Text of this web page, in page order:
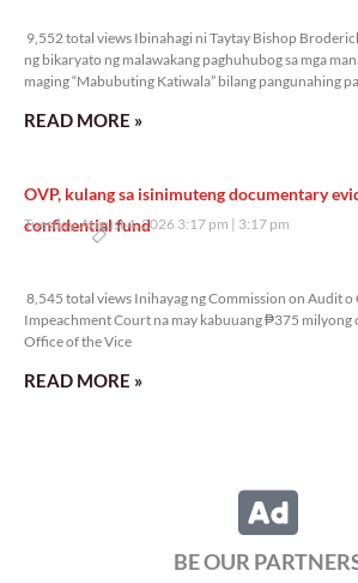
9,552 total views Ibinahagi ni Taytay Bishop
ng bikaryato ng malawakang paghuhubog sa mga
maging “Mabubuting Katiwala” bilang pangunahing
READ MORE »
OVP, kulang sa isinimuteng documentary
confidential fund
Tuesday, August 4, 2026 3:17 pm 3:17 pm
8,545 total views Inihayag ng Commission on Audit o
Impeachment Court na may kabuuang ₱375
Office of the Vice
READ MORE »
BE OUR